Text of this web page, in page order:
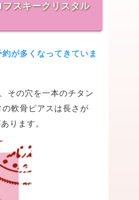
スキークリスタル
が多くなってきていま
その穴を一本のチタン
軟骨ピアスは長さが
ります。